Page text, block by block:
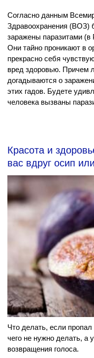
Согласно данным
Здравоохранения (ВОЗ)
заражены паразитами
Они тайно проникают в
прекрасно себя
вред здоровью. Причем
догадываются о
этих гадов. Будете
человека вызваны
Красота и
вас вдруг осип
Что делать, если
чего не нужно делать, а
возвращения голоса.